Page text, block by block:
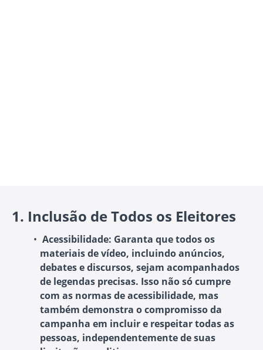
1. Inclusão de Todos os Eleitores
Acessibilidade: Garanta que todos os
materiais de vídeo, incluindo anúncios,
debates e discursos, sejam acompanhados
de legendas precisas. Isso não só cumpre
com as normas de acessibilidade, mas
também demonstra o compromisso da
campanha em incluir e respeitar todas as
pessoas, independentemente de suas